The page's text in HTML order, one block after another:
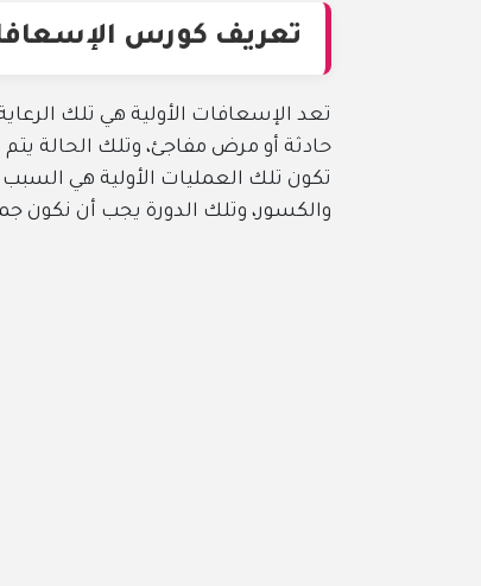
تعريف كورس الإسعافات الأولية 2019
تعد الإسعافات الأولية هي تلك الرعاية
حادثة أو مرض مفاجئ، وتلك الحالة يتم من خلالها
تكون تلك العمليات الأولية هي السبب في إنقاذ
والكسور، وتلك الدورة يجب أن نكون جميعا على